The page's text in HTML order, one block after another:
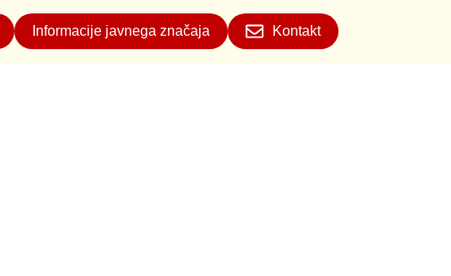
Informacije javnega značaja Kontakt